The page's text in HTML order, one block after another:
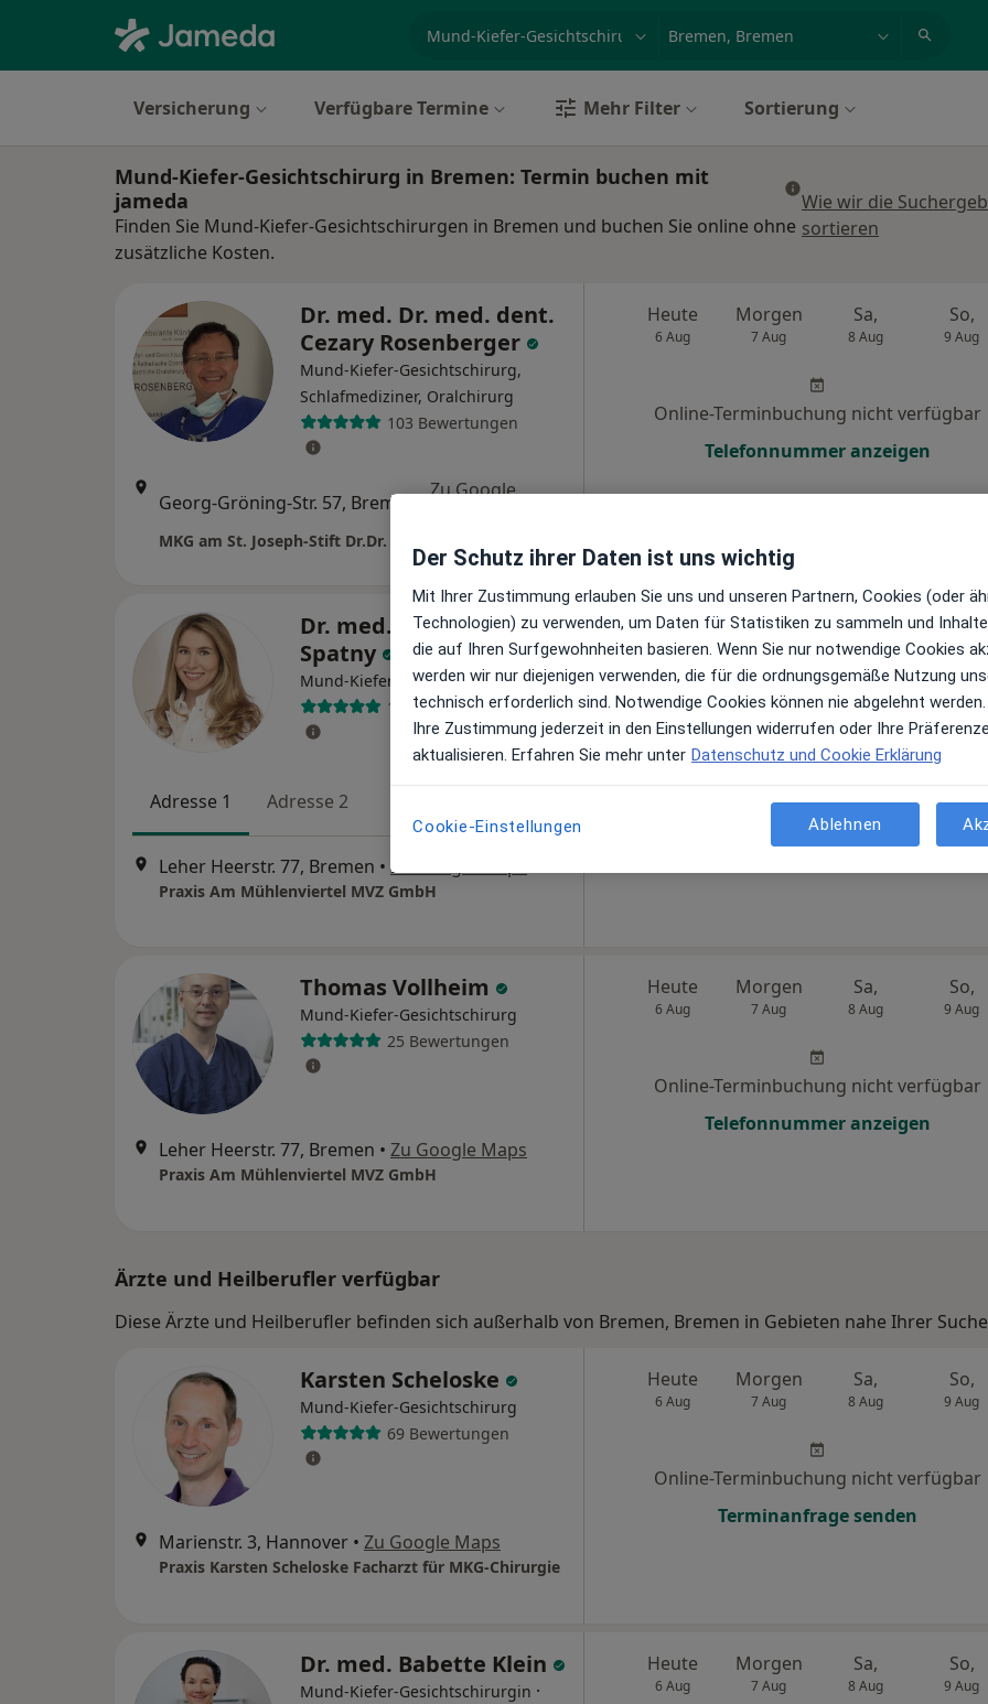
Versicherung Verfügbare Termine Mehr Filter Sortierung
Mund-Kiefer-Gesichtschirurg in Bremen: Termin buchen mit
jameda
Finden Sie Mund-Kiefer-Gesichtschirurgen in Bremen und buchen Sie online ohne
zusätzliche Kosten.
Wie wir die
sortieren
Dr. med. Dr. med. dent.
Cezary Rosenberger
Mund-Kiefer-Gesichtschirurg,
Schlafmediziner, Oralchirurg
103 Bewertungen
Zu Google
MKG am St. Joseph-Stift Dr.Dr. Cezary Rosenberger
Heute
6 Aug
Morgen
7 Aug
Sa,
8 Aug
So,
9 Aug
Online-Terminbuchung nicht verfügbar
Telefonnummer anzeigen
Dr. med. univ. Caroline
Spatny
Mund-Kiefer-Gesichtschirurgin
14 Bewertungen
Adresse 1 Adresse 2
Leher Heerstr. 77, Bremen • Zu Google Maps
Praxis Am Mühlenviertel MVZ GmbH
Heute
6 Aug
Morgen
7 Aug
Sa,
8 Aug
So,
9 Aug
Online-Terminbuchung nicht verfügbar
Telefonnummer anzeigen
Thomas Vollheim
Mund-Kiefer-Gesichtschirurg
25 Bewertungen
Leher Heerstr. 77, Bremen • Zu Google Maps
Praxis Am Mühlenviertel MVZ GmbH
Heute
6 Aug
Morgen
7 Aug
Sa,
8 Aug
So,
9 Aug
Online-Terminbuchung nicht verfügbar
Telefonnummer anzeigen
Ärzte und Heilberufler verfügbar
Diese Ärzte und Heilberufler befinden sich außerhalb von Bremen, Bremen in Gebieten nahe Ihrer
Karsten Scheloske
Mund-Kiefer-Gesichtschirurg
69 Bewertungen
Marienstr. 3, Hannover • Zu Google Maps
Praxis Karsten Scheloske Facharzt für MKG-Chirurgie
Heute
6 Aug
Morgen
7 Aug
Sa,
8 Aug
So,
9 Aug
Online-Terminbuchung nicht verfügbar
Terminanfrage senden
Dr. med. Babette Klein
Mund-Kiefer-Gesichtschirurgin ·
Heute
6 Aug
Morgen
7 Aug
Sa,
8 Aug
So,
9 Aug
Der Schutz ihrer Daten ist uns wichtig
Mit Ihrer Zustimmung erlauben Sie uns und unseren Partnern, Cookies (oder
Technologien) zu verwenden, um Daten für Statistiken zu sammeln und
die auf Ihren Surfgewohnheiten basieren. Wenn Sie nur notwendige Cookies
werden wir nur diejenigen verwenden, die für die ordnungsgemäße Nutzung
technisch erforderlich sind. Notwendige Cookies können nie abgelehnt werden.
Ihre Zustimmung jederzeit in den Einstellungen widerrufen oder Ihre
aktualisieren. Erfahren Sie mehr unter Datenschutz und Cookie Erklärung
Cookie-Einstellungen Ablehnen